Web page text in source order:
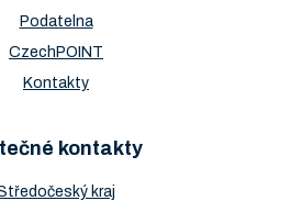
Podatelna
CzechPOINT
Kontakty
kontakty
kraj